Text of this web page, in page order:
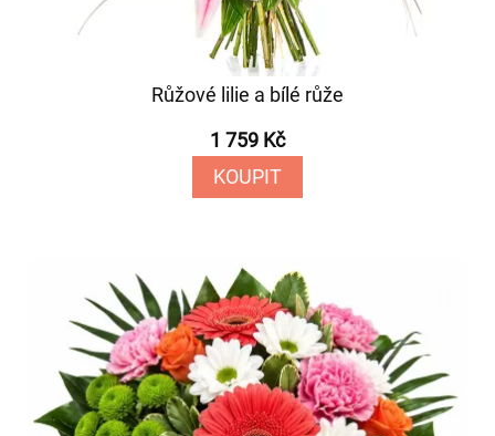
Růžové lilie a bílé růže
1 759 Kč
KOUPIT